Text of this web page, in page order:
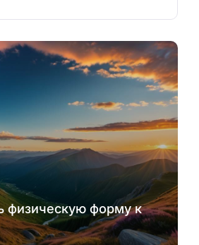
физическую форму к